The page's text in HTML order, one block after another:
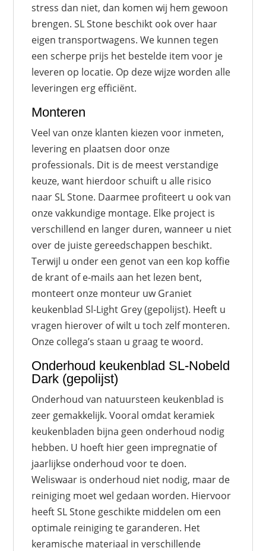
stress dan niet, dan komen wij hem gewoon
brengen. SL Stone beschikt ook over haar
eigen transportwagens. We kunnen tegen
een scherpe prijs het bestelde item voor je
leveren op locatie. Op deze wijze worden alle
leveringen erg efficiënt.
Monteren
Veel van onze klanten kiezen voor inmeten,
levering en plaatsen door onze
professionals. Dit is de meest verstandige
keuze, want hierdoor schuift u alle risico
naar SL Stone. Daarmee profiteert u ook van
onze vakkundige montage. Elke project is
verschillend en langer duren, wanneer u niet
over de juiste gereedschappen beschikt.
Terwijl u onder een genot van een kop koffie
de krant of e-mails aan het lezen bent,
monteert onze monteur uw Graniet
keukenblad Sl-Light Grey (gepolijst). Heeft u
vragen hierover of wilt u toch zelf monteren.
Onze collega’s staan u graag te woord.
Onderhoud keukenblad SL-Nobeld
Dark (gepolijst)
Onderhoud van natuursteen keukenblad is
zeer gemakkelijk. Vooral omdat keramiek
keukenbladen bijna geen onderhoud nodig
hebben. U hoeft hier geen impregnatie of
jaarlijkse onderhoud voor te doen.
Weliswaar is onderhoud niet nodig, maar de
reiniging moet wel gedaan worden. Hiervoor
heeft SL Stone geschikte middelen om een
optimale reiniging te garanderen. Het
keramische materiaal in verschillende